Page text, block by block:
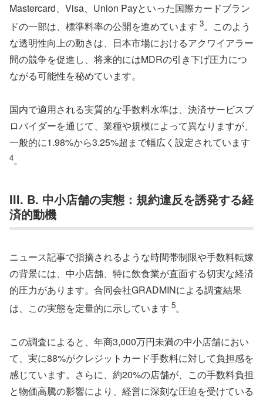
Mastercard、Visa、Union Payといった国際カードブラン
ドの一部は、標準料率の公開を進めています 3。このよう
な透明性向上の動きは、日本市場におけるアクワイアラー
間の競争を促進し、将来的にはMDRの引き下げ圧力につ
ながる可能性を秘めています。
国内で適用される実質的な手数料水準は、決済サービスプ
ロバイダーを通じて、業種や規模によって異なりますが、
一般的に1.98%から3.25%超まで幅広く設定されています
4。
III. B. 中小店舗の実態：規約違反を誘発する経
済的動機
ニュース記事で指摘されるような時間帯制限や手数料転嫁
の背景には、中小店舗、特に飲食業が直面する切実な経済
的圧力があります。合同会社GRADMINによる調査結果
は、この実態を定量的に示しています 5。
この調査によると、年商3,000万円未満の中小店舗におい
て、実に88%がクレジットカード手数料に対して負担感を
感じています。さらに、約20%の店舗が、この手数料負担
と物価高騰の影響により、経営に深刻な圧迫を受けている